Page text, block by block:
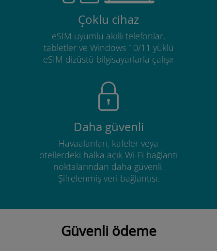
Çoklu cihaz
eSIM uyumlu akıllı telefonlar,
tabletler ve Windows 10/11 yüklü
eSIM dizüstü bilgisayarlarla çalışır
Daha güvenli
Havaalanları, kafeler veya
otellerdeki halka açık Wi-Fi bağlantı
noktalarından daha güvenli.
Şifrelenmiş veri bağlantısı.
Güvenli ödeme